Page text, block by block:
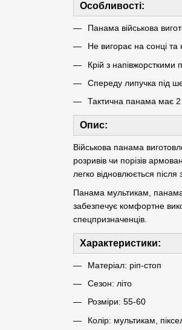
Особливості:
Панама військова
Не вигорає на сонці
Крій з напівжорсткими
Спереду липучка під
Тактична панама має 2
Опис:
Військова панама
розривів чи порізів
легко відновлюється
Панама мультикам,
забезпечує комфортне
спецпризначенців.
Характеристики:
Матеріал: ріп-стоп
Сезон: літо
Розміри: 55-60
Колір: мультикам,